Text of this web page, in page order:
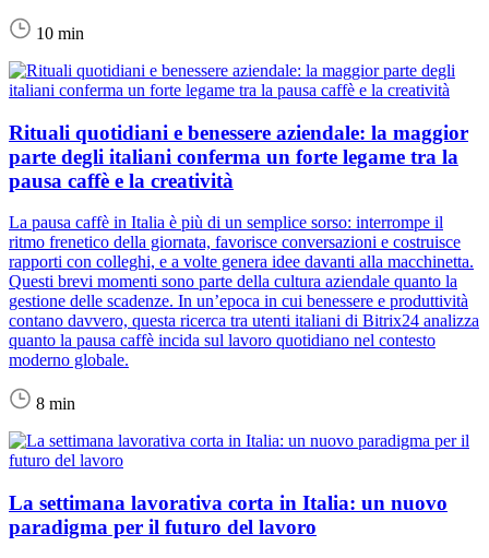
10 min
Rituali quotidiani e benessere aziendale: la maggior
parte degli italiani conferma un forte legame tra la
pausa caffè e la creatività
La pausa caffè in Italia è più di un semplice sorso: interrompe il
ritmo frenetico della giornata, favorisce conversazioni e costruisce
rapporti con colleghi, e a volte genera idee davanti alla macchinetta.
Questi brevi momenti sono parte della cultura aziendale quanto la
gestione delle scadenze. In un’epoca in cui benessere e produttività
contano davvero, questa ricerca tra utenti italiani di Bitrix24 analizza
quanto la pausa caffè incida sul lavoro quotidiano nel contesto
moderno globale.
8 min
La settimana lavorativa corta in Italia: un nuovo
paradigma per il futuro del lavoro